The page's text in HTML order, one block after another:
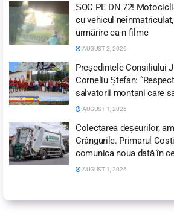
ȘOC PE DN 72!
cu vehicul
urmărire ca-n filme
AUGUST 2, 2026
Președintele Consiliului
Corneliu Ștefan:
salvatorii montani care
AUGUST 1, 2026
Colectarea deșeurilor,
Crângurile. Primarul
comunica noua dată în
AUGUST 1, 2026